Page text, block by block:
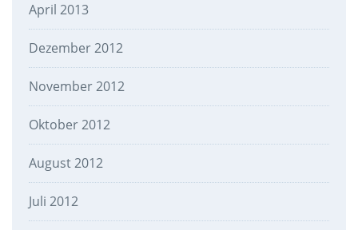
April 2013
Dezember 2012
November 2012
Oktober 2012
August 2012
Juli 2012